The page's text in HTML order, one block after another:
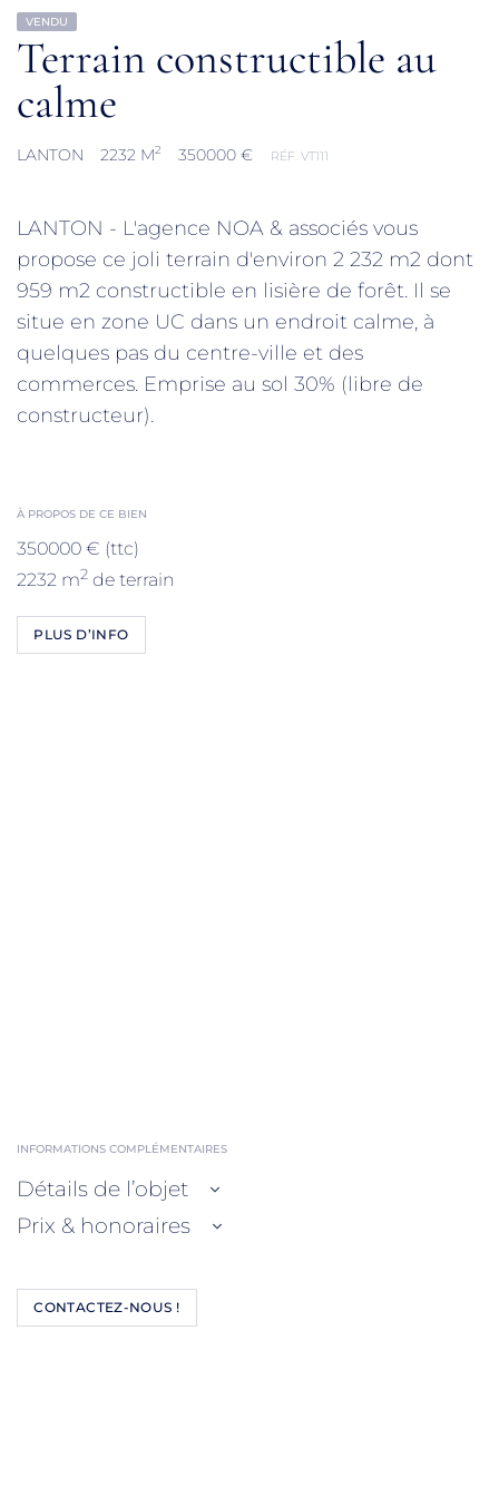
VENDU
Terrain constructible au
calme
LANTON 2232 M2 350000 € RÉF. VT111
LANTON - L'agence NOA & associés vous
propose ce joli terrain d'environ 2 232 m2 dont
959 m2 constructible en lisière de forêt. Il se
situe en zone UC dans un endroit calme, à
quelques pas du centre-ville et des
commerces. Emprise au sol 30% (libre de
constructeur).
À PROPOS DE CE BIEN
350000 € (ttc)
2232 m2 de terrain
PLUS D’INFO
INFORMATIONS COMPLÉMENTAIRES
Détails de l’objet
Prix & honoraires
CONTACTEZ-NOUS !